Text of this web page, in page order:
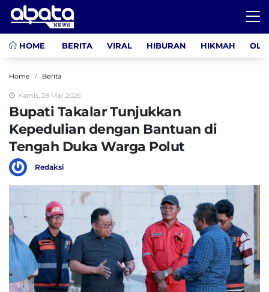
HOME BERITA VIRAL HIBURAN HIKMAH
Home Berita
Kamis, 28 Mei 2026
Bupati Takalar Tunjukkan
Kepedulian dengan Bantuan di
Tengah Duka Warga Polut
Redaksi